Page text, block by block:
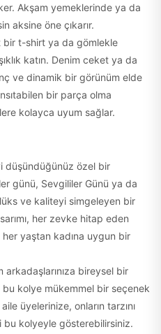
Akşam yemeklerinde ya da
aksine öne çıkarır.
bir t-shirt ya da gömlekle
katın. Denim ceket ya da
ve dinamik bir görünüm elde
bir parça olma
kolayca uyum sağlar.
düşündüğünüz özel bir
günü, Sevgililer Günü ya da
ve kaliteyi simgeleyen bir
her zevke hitap eden
yaştan kadına uygun bir
arkadaşlarınıza bireysel bir
kolye mükemmel bir seçenek
üyelerinize, onların tarzını
bu kolyeyle gösterebilirsiniz.